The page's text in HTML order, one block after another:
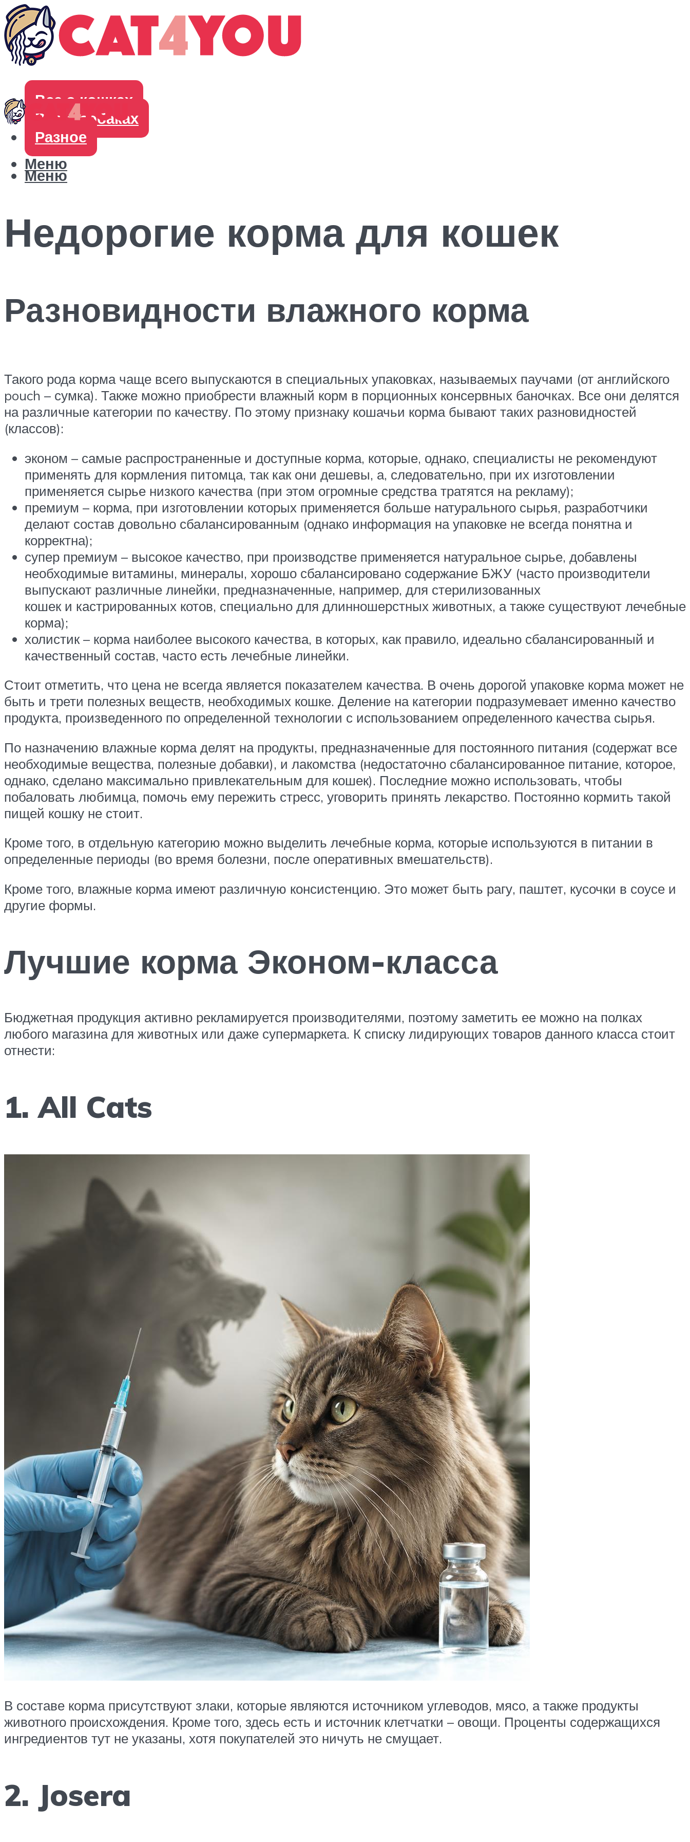
Все о кошках
Все о собаках
Разное
Меню
Меню
Недорогие корма для кошек
Разновидности влажного корма
Такого рода корма чаще всего выпускаются в специальных упаковках, называемых паучами (от английского
pouch – сумка). Также можно приобрести влажный корм в порционных консервных баночках. Все они делятся
на различные категории по качеству. По этому признаку кошачьи корма бывают таких разновидностей
(классов):
эконом – самые распространенные и доступные корма, которые, однако, специалисты не рекомендуют
применять для кормления питомца, так как они дешевы, а, следовательно, при их изготовлении
применяется сырье низкого качества (при этом огромные средства тратятся на рекламу);
премиум – корма, при изготовлении которых применяется больше натурального сырья, разработчики
делают состав довольно сбалансированным (однако информация на упаковке не всегда понятна и
корректна);
супер премиум – высокое качество, при производстве применяется натуральное сырье, добавлены
необходимые витамины, минералы, хорошо сбалансировано содержание БЖУ (часто производители
выпускают различные линейки, предназначенные, например, для стерилизованных
кошек и кастрированных котов, специально для длинношерстных животных, а также существуют лечебные
корма);
холистик – корма наиболее высокого качества, в которых, как правило, идеально сбалансированный и
качественный состав, часто есть лечебные линейки.
Стоит отметить, что цена не всегда является показателем качества. В очень дорогой упаковке корма может не
быть и трети полезных веществ, необходимых кошке. Деление на категории подразумевает именно качество
продукта, произведенного по определенной технологии с использованием определенного качества сырья.
По назначению влажные корма делят на продукты, предназначенные для постоянного питания (содержат все
необходимые вещества, полезные добавки), и лакомства (недостаточно сбалансированное питание, которое,
однако, сделано максимально привлекательным для кошек). Последние можно использовать, чтобы
побаловать любимца, помочь ему пережить стресс, уговорить принять лекарство. Постоянно кормить такой
пищей кошку не стоит.
Кроме того, в отдельную категорию можно выделить лечебные корма, которые используются в питании в
определенные периоды (во время болезни, после оперативных вмешательств).
Кроме того, влажные корма имеют различную консистенцию. Это может быть рагу, паштет, кусочки в соусе и
другие формы.
Лучшие корма Эконом-класса
Бюджетная продукция активно рекламируется производителями, поэтому заметить ее можно на полках
любого магазина для животных или даже супермаркета. К списку лидирующих товаров данного класса стоит
отнести:
1. All Cats
В составе корма присутствуют злаки, которые являются источником углеводов, мясо, а также продукты
животного происхождения. Кроме того, здесь есть и источник клетчатки – овощи. Проценты содержащихся
ингредиентов тут не указаны, хотя покупателей это ничуть не смущает.
2. Josera